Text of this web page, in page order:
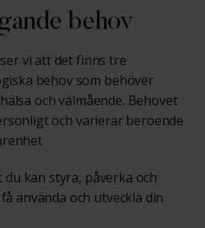
behov
vi att det finns tre
behov som behöver
och välmående. Behovet
och varierar beroende
kan styra, påverka och
använda och utveckla din